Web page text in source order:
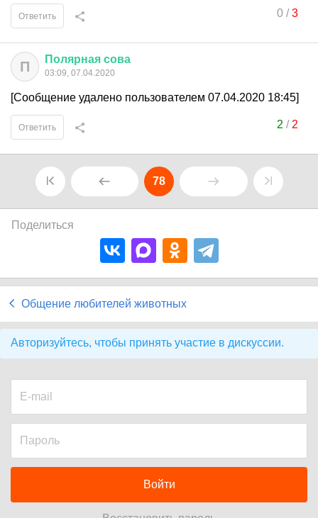
0/3
Ответить
П Полярная сова
03:09, 07.04.2020
[Сообщение удалено пользователем 07.04.2020 18:45]
2 / 2
Ответить
78
Поделиться
Общение любителей животных
Авторизуйтесь, чтобы принять участие в дискуссии.
Войти